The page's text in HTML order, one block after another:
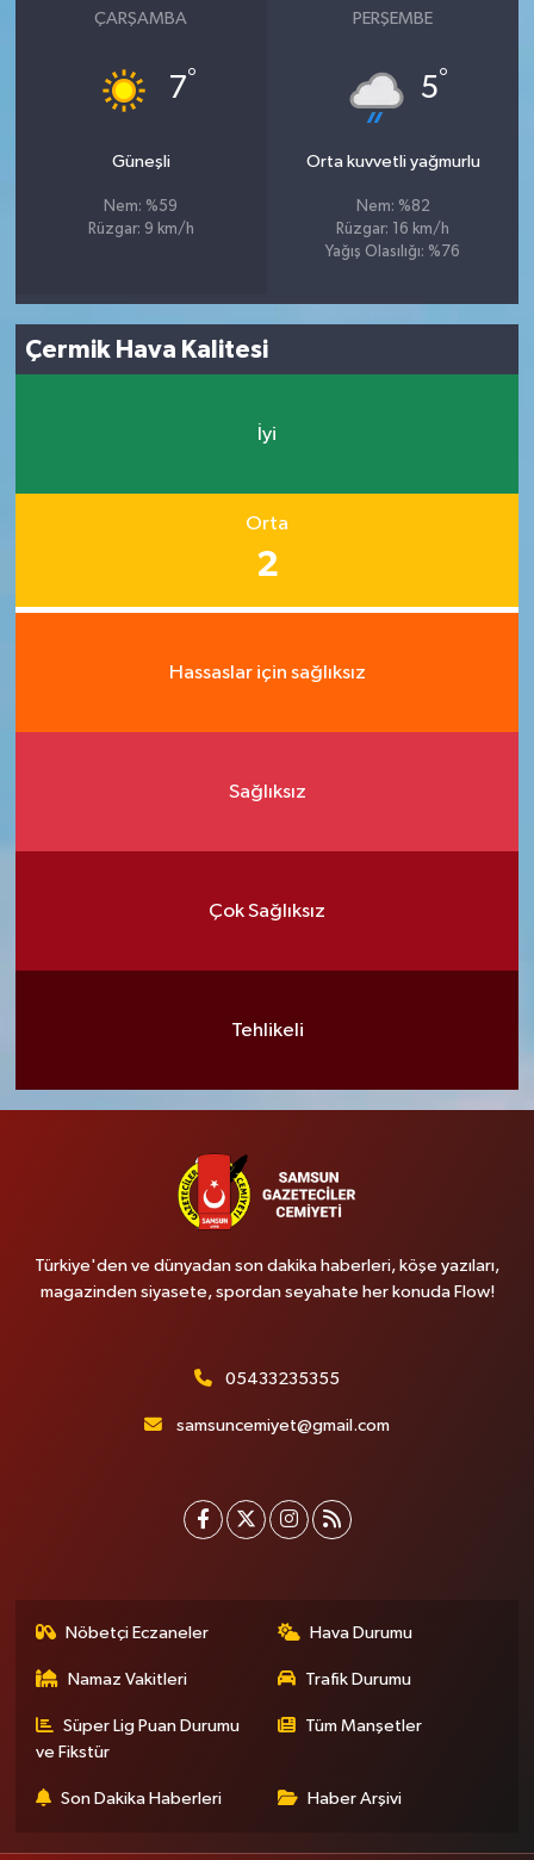
ÇARŞAMBA
7°
Güneşli
Nem: %59
Rüzgar: 9 km/h
PERŞEMBE
5°
Orta kuvvetli yağmurlu
Nem: %82
Rüzgar: 16 km/h
Yağış Olasılığı: %76
Çermik Hava Kalitesi
İyi
Orta
2
Hassaslar için sağlıksız
Sağlıksız
Çok Sağlıksız
Tehlikeli
Türkiye'den ve dünyadan son dakika haberleri, köşe yazıları,
magazinden siyasete, spordan seyahate her konuda Flow!
05433235355
samsuncemiyet@gmail.com
Nöbetçi Eczaneler Hava Durumu
Namaz Vakitleri Trafik Durumu
Süper Lig Puan Durumu
ve Fikstür
Tüm Manşetler
Son Dakika Haberleri Haber Arşivi